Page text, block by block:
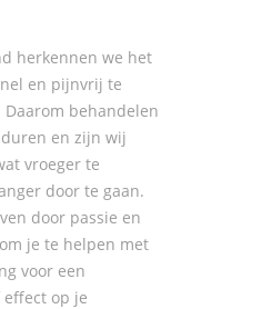
herkennen we het
en pijnvrij te
behandelen
en zijn wij
vroeger te
door te gaan.
door passie en
je te helpen met
voor een
op je